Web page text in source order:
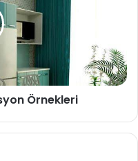
Örnekleri